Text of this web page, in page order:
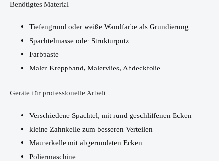
Benötigtes Material
Tiefengrund oder weiße Wandfarbe als Grundierung
Spachtelmasse oder Strukturputz
Farbpaste
Maler-Kreppband, Malervlies, Abdeckfolie
Geräte für professionelle Arbeit
Verschiedene Spachtel, mit rund geschliffenen Ecken
kleine Zahnkelle zum besseren Verteilen
Maurerkelle mit abgerundeten Ecken
Poliermaschine